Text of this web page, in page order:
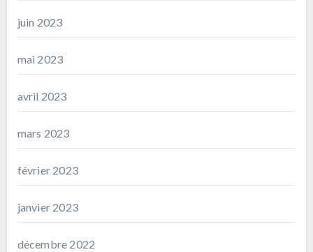
juin 2023
mai 2023
avril 2023
mars 2023
février 2023
janvier 2023
décembre 2022